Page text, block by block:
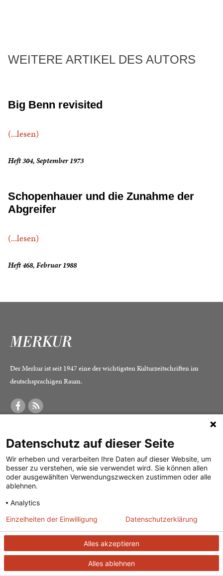
WEITERE ARTIKEL DES AUTORS
Big Benn revisited
(...lesen)
Heft 304, September 1973
Schopenhauer und die Zunahme der
Abgreifer
(...lesen)
Heft 468, Februar 1988
Der Merkur ist seit 1947 eine der wichtigsten Kulturzeitschriften im
deutschsprachigen Raum.
Was ist der Merkur?
Herausgeber /
Redaktion
Verlag
Alle Abos im Überblick
Print-Abo
Digital-Abo
Abo kündigen
Vertrag widerrufen
Impressum
Datenschutz
Mediadaten
© 2026J. G. Cotta’sche Buchhandlung Nachfolger GmbH| Technische
Datenschutz auf dieser Seite
Wir erheben und verarbeiten Ihre Daten auf dieser Website, um
besser zu verstehen, wie sie verwendet wird. Sie können allen
oder ausgewählten Verwendungszwecken zustimmen oder alle
ablehnen.
Analytics
Alles akzeptieren
Alles ablehnen
Einzelheiten der Einwilligung Datenschutzerklärung